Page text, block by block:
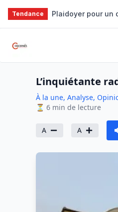
Aller au contenu principal
Tendance La dictature de
L’inquiétante
À la une, Analyse,
⏳ 6 min de lecture
A A